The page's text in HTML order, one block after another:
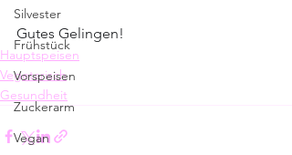
Silvester
Frühstück
Vorspeisen
Zuckerarm
Vegan
Gutes Gelingen!
Hauptspeisen
Vegetarisch
Gesundheit